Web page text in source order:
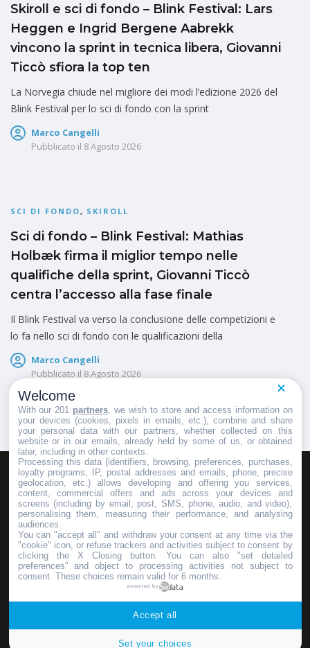
Skiroll e sci di fondo – Blink Festival: Lars
Heggen e Ingrid Bergene Aabrekk
vincono la sprint in tecnica libera, Giovanni
Ticcò sfiora la top ten
La Norvegia chiude nel migliore dei modi l’edizione 2026 del
Blink Festival per lo sci di fondo con la sprint
Marco Cangelli
Pubblicato il 8 Agosto 2026
SCI DI FONDO, SKIROLL
Sci di fondo – Blink Festival: Mathias
Holbæk firma il miglior tempo nelle
qualifiche della sprint, Giovanni Ticcò
centra l’accesso alla fase finale
Il Blink Festival va verso la conclusione delle competizioni e
lo fa nello sci di fondo con le qualificazioni della
Marco Cangelli
Pubblicato il 8 Agosto 2026
HOMEPAGEREDAZIONEINVIA UN COMUNICATO STAMPA
PUBBLICITÀSCRIVI AL DIRETTORE
Copyright © 2016 - 2025 ASD Fondo Italia - Partita Iva: IT 03855110049
Welcome
With our 201 partners , we wish to store and access information on
your devices (cookies, pixels in emails, etc.), combine and share
your personal data with our partners, whether collected on this
website or in our emails, already held by some of us, or obtained
later, including in other contexts.
Processing this data (identifiers, browsing, preferences, purchases,
loyalty programs, IP, postal addresses and emails, phone, precise
geolocation, etc.) allows developing and offering you services,
content, commercial offers and ads across your devices and
screens (including by email, post, SMS, phone, audio, and video),
personalising them, measuring their performance, and analysing
audiences.
You can "accept all" and withdraw your consent at any time via the
"cookie" icon, or refuse trackers and activities subject to consent by
clicking the X Closing button. You can also "set detailed
preferences" and object to processing activities not subject to
consent. These choices remain valid for 6 months.
powered by
Set your choices
Accept all